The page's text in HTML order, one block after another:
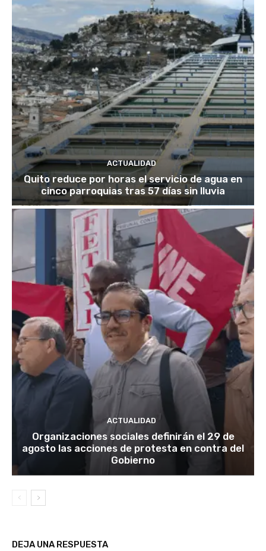
ACTUALIDAD
Quito reduce por horas el servicio de agua en
cinco parroquias tras 57 días sin lluvia
ACTUALIDAD
Organizaciones sociales definirán el 29 de
agosto las acciones de protesta en contra del
Gobierno
DEJA UNA RESPUESTA